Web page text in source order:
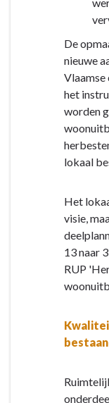
De
nieuwe
Vlaamse
het
worden
lokaal
Het
visie,
13 naar
RUP